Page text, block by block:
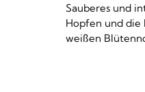
Sauberes und
Hopfen und die
weißen